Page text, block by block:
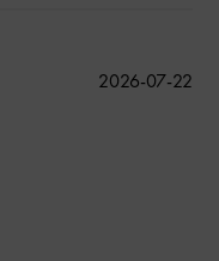
公
2026-07-22